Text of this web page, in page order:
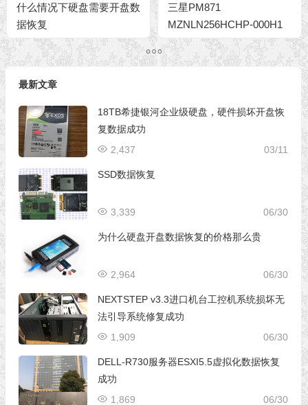
什么情况下硬盘需要开盘数
据恢复
三星PM871
MZNLN256HCHP-000H1
SSD无法识别BitLocker分
区加密数据恢复成功
最新文章
18TB希捷银河企业级硬盘，硬件损坏开盘恢
复数据成功
03/11
2,437
SSD数据恢复
06/30
3,339
为什么硬盘开盘数据恢复的价格那么贵
06/30
2,964
NEXTSTEP v3.3进口机台工控机系统损坏无
法引导系统修复成功
06/30
1,909
DELL-R730服务器ESXI5.5虚拟化数据恢复
成功
06/30
1,869